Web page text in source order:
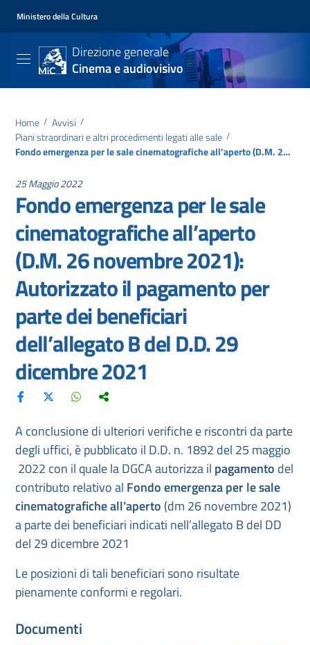
Ministero della Cultura
Direzione generale
Cinema e audiovisivo
Home / Avvisi /
Piani straordinari e altri procedimenti legati alle sale /
Fondo emergenza per le sale cinematografiche all’aperto (D.M. 26 novembre 2021): Autorizzato il pagamento per parte dei beneficiari dell’allegato B del D.D. 29 dicembre 2021
25 Maggio 2022
Fondo emergenza per le sale
cinematografiche all’aperto
(D.M. 26 novembre 2021):
Autorizzato il pagamento per
parte dei beneficiari
dell’allegato B del D.D. 29
dicembre 2021
A conclusione di ulteriori verifiche e riscontri da parte
degli uffici, è pubblicato il D.D. n. 1892 del 25 maggio​
2022 con il quale la DGCA autorizza il pagamento del
contributo relativo al Fondo emergenza per le sale
cinematografiche all’aperto (dm 26 novembre 2021)
a parte dei beneficiari indicati nell’allegato B del DD
del 29 dicembre 2021
Le posizioni di tali beneficiari sono risultate
pienamente conformi e regolari.
Documenti